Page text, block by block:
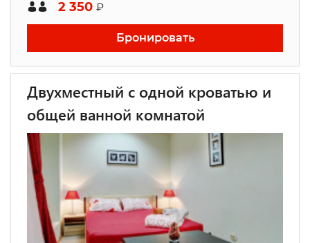
2 350 ₽
Бронировать
Двухместный с одной кроватью и
общей ванной комнатой